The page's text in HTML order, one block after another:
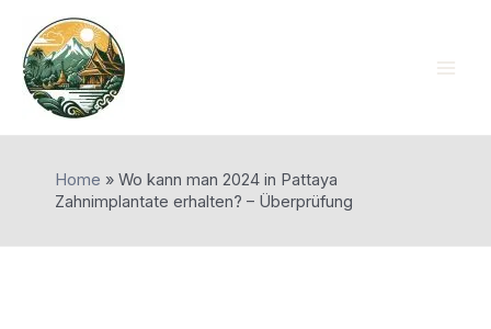
content
Home » Wo kann man 2024 in Pattaya
Zahnimplantate erhalten? – Überprüfung